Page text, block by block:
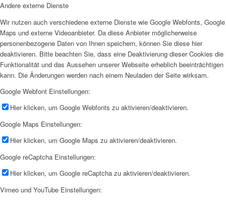
Andere externe Dienste
Wir nutzen auch verschiedene externe Dienste wie Google Webfonts, Google
Maps und externe Videoanbieter. Da diese Anbieter möglicherweise
personenbezogene Daten von Ihnen speichern, können Sie diese hier
deaktivieren. Bitte beachten Sie, dass eine Deaktivierung dieser Cookies die
Funktionalität und das Aussehen unserer Webseite erheblich beeinträchtigen
kann. Die Änderungen werden nach einem Neuladen der Seite wirksam.
Google Webfont Einstellungen:
Hier klicken, um Google Webfonts zu aktivieren/deaktivieren.
Google Maps Einstellungen:
Hier klicken, um Google Maps zu aktivieren/deaktivieren.
Google reCaptcha Einstellungen:
Hier klicken, um Google reCaptcha zu aktivieren/deaktivieren.
Vimeo und YouTube Einstellungen: